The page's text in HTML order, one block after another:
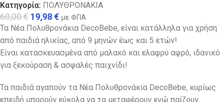
Κατηγορία: ΠΟΛΥΘΡΟΝΑΚΙΑ
60,00€ 19,98€ με ΦΠΑ
Τα Νέα Πολυθρονάκια DecoBebe, είναι κατάλληλα για χρήση
από παιδιά ηλικίας, από 9 μηνών έως και 5 ετών!
Είναι κατασκευασμένα από μαλακό και ελαφρύ αφρό, ιδανικό
για ξεκούραση & ασφαλές παιχνίδι!
Τα παιδιά αγαπούν τα Νέα Πολυθρονάκια DecoBebe, κυρίως
επειδή μπορούν εύκολα να τα μεταφέρουν ενώ παίζουν,